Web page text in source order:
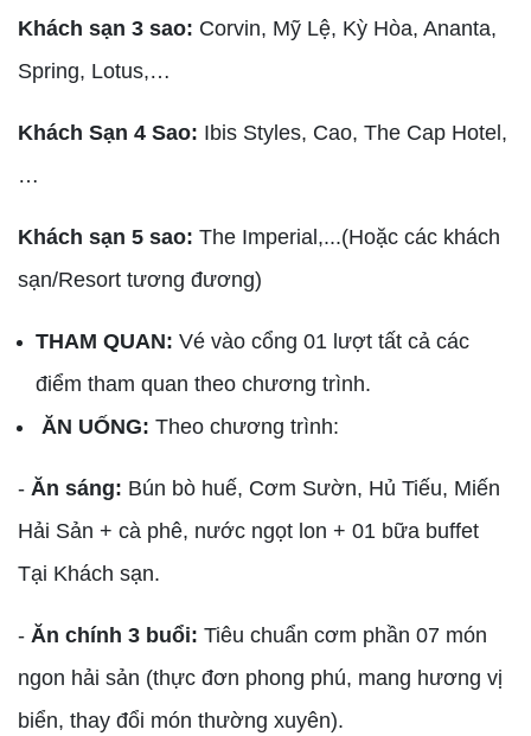
Khách sạn 3 sao: Corvin, Mỹ Lệ, Kỳ Hòa, Ananta,
Spring, Lotus,…
Khách Sạn 4 Sao: Ibis Styles, Cao, The Cap Hotel,
…
Khách sạn 5 sao: The Imperial,...(Hoặc các khách
sạn/Resort tương đương)
THAM QUAN: Vé vào cổng 01 lượt tất cả các
điểm tham quan theo chương trình.
ĂN UỐNG: Theo chương trình:
- Ăn sáng: Bún bò huế, Cơm Sườn, Hủ Tiếu, Miến
Hải Sản + cà phê, nước ngọt lon + 01 bữa buffet
Tại Khách sạn.
- Ăn chính 3 buổi: Tiêu chuẩn cơm phần 07 món
ngon hải sản (thực đơn phong phú, mang hương vị
biển, thay đổi món thường xuyên).